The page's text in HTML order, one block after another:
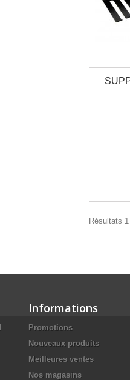
Résultats 1
Informations
Promotions
Nouveaux produits
Meilleures ventes
Nos magasins